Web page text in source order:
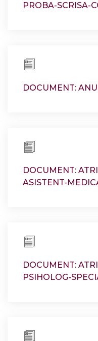
PROBA-SCRISA-
DOCUMENT:
DOCUMENT:
ASISTENT-
DOCUMENT:
PSIHOLOG-